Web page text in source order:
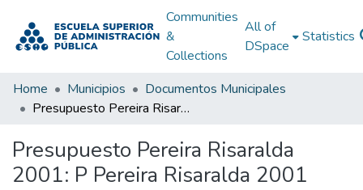
Communities
&
Collections
All of
DSpace
Statistics
Home Municipios
Documentos Municipales
Presupuesto Pereira Risaralda 2001: P Pereira Risaralda 2001
Presupuesto Pereira Risaralda
2001: P Pereira Risaralda 2001